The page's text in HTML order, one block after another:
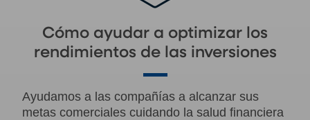
Cómo ayudar a optimizar los
rendimientos de las inversiones
Ayudamos a las compañías a alcanzar sus
metas comerciales cuidando la salud financiera